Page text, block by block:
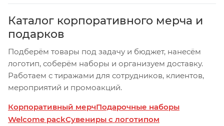
Каталог корпоративного мерча и
подарков
Подберём товары под задачу и бюджет, нанесём
логотип, соберём наборы и организуем доставку.
Работаем с тиражами для сотрудников, клиентов,
мероприятий и промоакций.
Корпоративный мерчПодарочные наборы
Welcome packСувениры с логотипом